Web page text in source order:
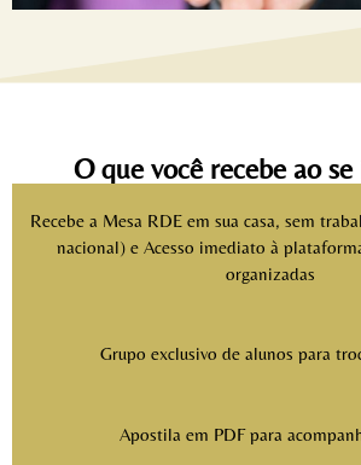
O que você recebe ao se
Recebe a Mesa RDE em sua casa, sem
nacional) e Acesso imediato à
organizadas
Grupo exclusivo de alunos para
Apostila em PDF para